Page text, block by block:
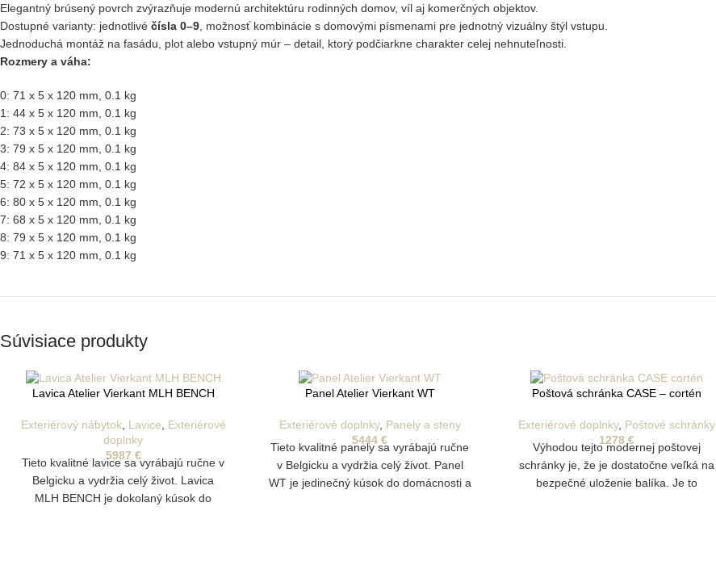
Elegantný brúsený povrch zvýrazňuje modernú architektúru rodinných domov, víl aj komerčných objektov.
Dostupné varianty: jednotlivé čísla 0–9 , možnosť kombinácie s domovými písmenami pre jednotný vizuálny štýl vstupu.
Jednoduchá montáž na fasádu, plot alebo vstupný múr – detail, ktorý podčiarkne charakter celej nehnuteľnosti.
Rozmery a váha:
0: 71 x 5 x 120 mm, 0.1 kg
1: 44 x 5 x 120 mm, 0.1 kg
2: 73 x 5 x 120 mm, 0.1 kg
3: 79 x 5 x 120 mm, 0.1 kg
4: 84 x 5 x 120 mm, 0.1 kg
5: 72 x 5 x 120 mm, 0.1 kg
6: 80 x 5 x 120 mm, 0.1 kg
7: 68 x 5 x 120 mm, 0.1 kg
8: 79 x 5 x 120 mm, 0.1 kg
9: 71 x 5 x 120 mm, 0.1 kg
Súvisiace produkty
Lavica Atelier Vierkant MLH BENCH
Exteriérový nábytok, Lavice
Exteriérové
doplnky
5987 €
Tieto kvalitné lavice sa vyrábajú ručne v
Belgicku a vydržia celý život. Lavica
MLH BENCH je dokolaný kúsok do
Panel Atelier Vierkant WT
Exteriérové doplnky, Panely a steny
5444€
Tieto kvalitné panely sa vyrábajú ručne
v Belgicku a vydržia celý život. Panel
WT je jedinečný kúsok do domácnosti a
Poštová schránka CASE – cortén
Exteriérové doplnky, Poštové schránky
1278 €
Výhodou tejto modernej poštovej
schránky je, že je dostatočne veľká na
bezpečné uloženie balíka. Je to